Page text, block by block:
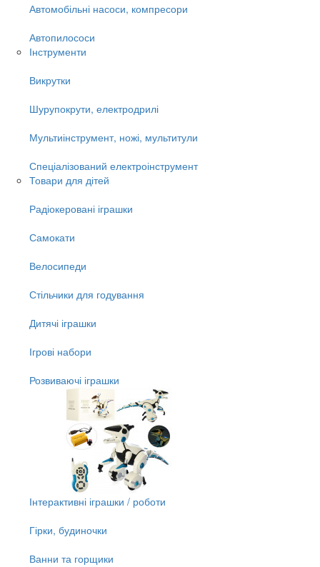
Автомобільні насоси, компресори
Автопилососи
Інструменти
Викрутки
Шурупокрути, електродрилі
Мультиінструмент, ножі, мультитули
Спеціалізований електроінструмент
Товари для дітей
Радіокеровані іграшки
Самокати
Велосипеди
Стільчики для годування
Дитячі іграшки
Ігрові набори
Розвиваючі іграшки
Інтерактивні іграшки / роботи
Гірки, будиночки
Ванни та горщики